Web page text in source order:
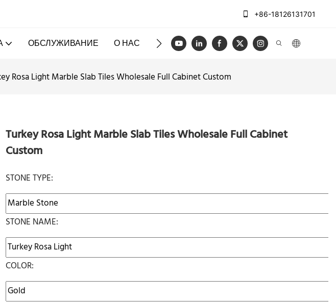
+86-18126131701
ОБСЛУЖИВАНИЕ О НАС ЧЕХЛЫ БЛОГ ВИДЕО
Rosa Light Marble Slab Tiles Wholesale Full Cabinet Custom
Turkey Rosa Light Marble Slab Tiles Wholesale Full Cabinet
Custom
STONE TYPE:
STONE NAME:
COLOR: